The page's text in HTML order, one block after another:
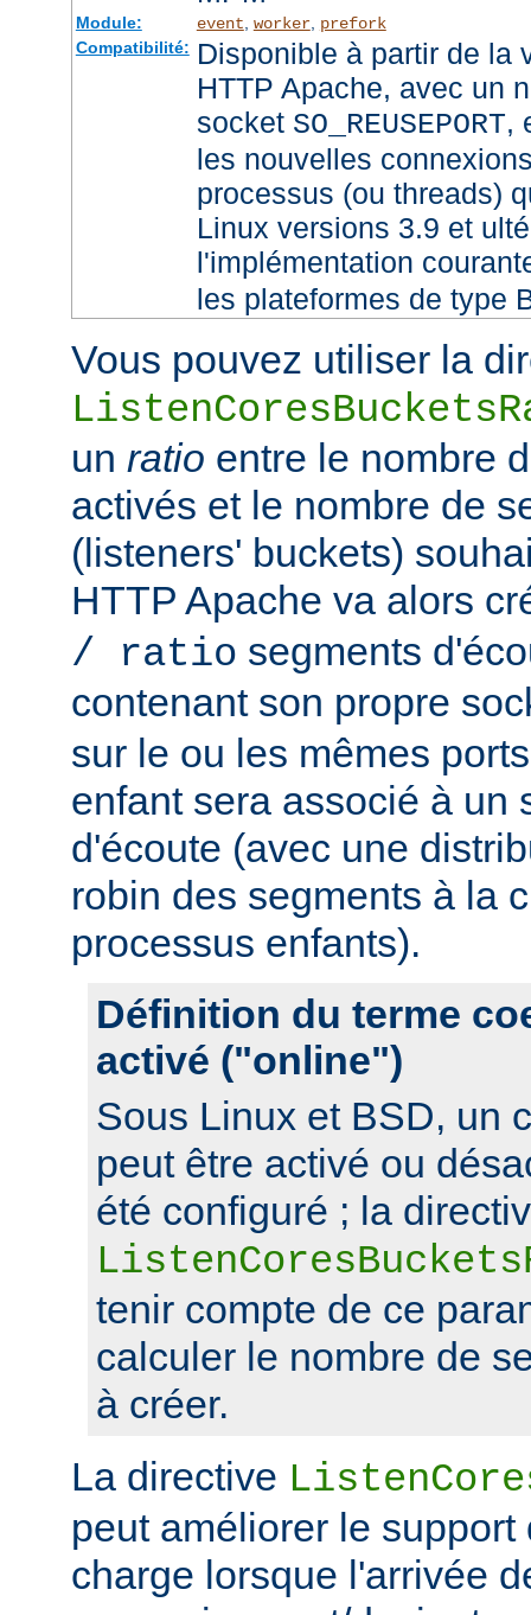
Module: event worker, prefork
Compatibilité: Disponible à partir de la
HTTP Apache, avec un
socket SO_REUSEPORT,
les nouvelles
processus (ou threads)
Linux versions 3.9 et
l'implémentation
les plateformes de type
Vous pouvez utiliser la
un ratio entre le nombre
activés et le nombre de
(listeners' buckets)
HTTP Apache va alors
/ ratio segments
contenant son propre
sur le ou les mêmes
enfant sera associé à un
d'écoute (avec une
robin des segments à la
processus enfants).
Définition du terme
activé ("online")
Sous Linux et BSD, un
peut être activé ou
été configuré ; la
tenir compte de ce
calculer le nombre de
à créer.
La directive
peut améliorer le
charge lorsque l'arrivée